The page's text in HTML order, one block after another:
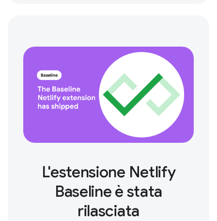
L'estensione Netlify
Baseline è stata
rilasciata